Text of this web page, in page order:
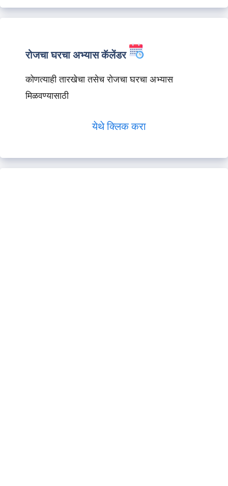
रोजचा घरचा अभ्यास कॅलेंडर
कोणत्याही तारखेचा तसेच रोजचा घरचा अभ्यास
मिळवण्यासाठी
येथे क्लिक करा